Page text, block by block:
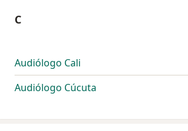
C
Audiólogo Cali
Audiólogo Cúcuta